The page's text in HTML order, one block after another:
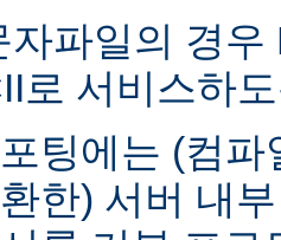
자파일의 경
로 서비스하
팅에는 (컴
한) 서버 내